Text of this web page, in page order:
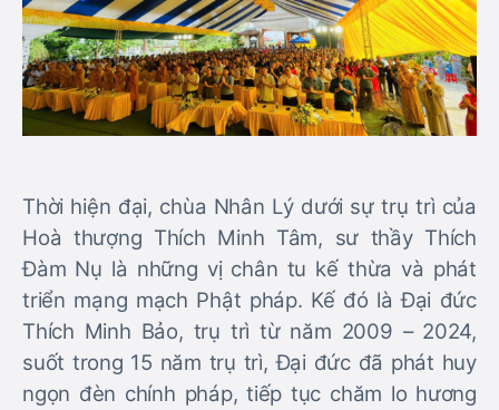
Thời hiện đại, chùa Nhân Lý dưới sự trụ trì của
Hoà thượng Thích Minh Tâm, sư thầy Thích
Đàm Nụ là những vị chân tu kế thừa và phát
triển mạng mạch Phật pháp. Kế đó là Đại đức
Thích Minh Bảo, trụ trì từ năm 2009 – 2024,
suốt trong 15 năm trụ trì, Đại đức đã phát huy
ngọn đèn chính pháp, tiếp tục chăm lo hương